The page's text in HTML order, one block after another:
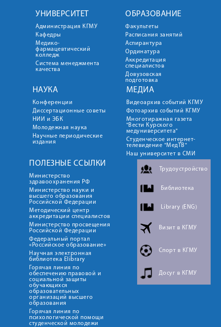
УНИВЕРСИТЕТ
Администрация КГМУ
Кафедры
Медико-
фармацевтический
колледж
Система менеджмента
качества
ОБРАЗОВАНИЕ
Факультеты
Расписания занятий
Аспирантура
Ординатура
Аккредитация
специалистов
Довузовская
подготовка
НАУКА
Конференции
Диссертационные советы
НИИ и ЭБК
Молодежная наука
Научные периодические
издания
МЕДИА
Видеоархив событий КГМУ
Фотоархив событий КГМУ
Многотиражная газета
"Вести Курского
медуниверситета"
Студенческое интернет-
телевидение "МедТВ"
Наш университет в СМИ
ПОЛЕЗНЫЕ ССЫЛКИ
Министерство
здравоохранения РФ
Министерство науки и
высшего образования
Российской Федерации
Методический центр
аккредитации специалистов
Министерство просвещения
Российской Федерации
Федеральный портал
«Российское образование»
Научная электронная
библиотека Elibrary
Горячая линия по
обеспечению правовой и
социальной защиты
обучающихся
образовательных
организаций высшего
образования
Горячая линия по
психологической помощи
студенческой молодежи
Трудоустройство
Библиотека
Library (ENG)
Визит в КГМУ
Спорт в КГМУ
Досуг в КГМУ